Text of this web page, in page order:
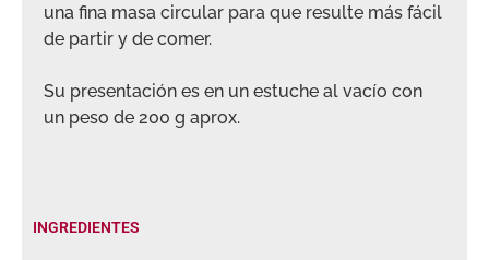
una fina masa circular para que resulte más fácil
de partir y de comer.
Su presentación es en un estuche al vacío con
un peso de 200 g aprox.
INGREDIENTES